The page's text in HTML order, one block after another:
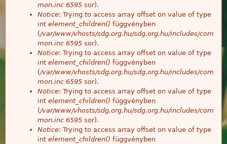
mon.inc 6595 sor).
Notice: Trying to access array offset on value of type
int element_children() függvényben
(/var/www/vhosts/sdg.org.hu/sdg.org.hu/includes/com
mon.inc 6595 sor).
Notice: Trying to access array offset on value of type
int element_children() függvényben
(/var/www/vhosts/sdg.org.hu/sdg.org.hu/includes/com
mon.inc 6595 sor).
Notice: Trying to access array offset on value of type
int element_children() függvényben
(/var/www/vhosts/sdg.org.hu/sdg.org.hu/includes/com
mon.inc 6595 sor).
Notice: Trying to access array offset on value of type
int element_children() függvényben